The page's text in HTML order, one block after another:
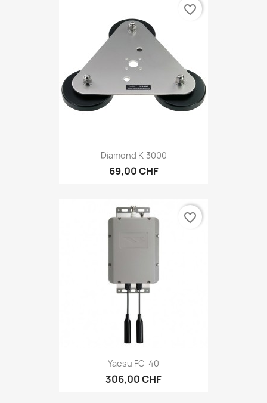
Diamond K-3000
69,00 CHF
favorite_border
Yaesu FC-40
306,00 CHF
favorite_border